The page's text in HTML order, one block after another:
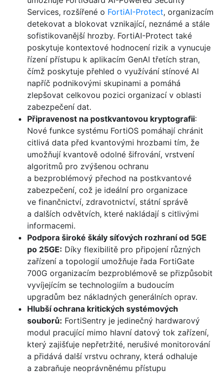
Services, rozšířené o FortiAI-Protect, organizacím
detekovat a blokovat vznikající, neznámé a stále
sofistikovanější hrozby. FortiAI-Protect také
poskytuje kontextové hodnocení rizik a vynucuje
řízení přístupu k aplikacím GenAI třetích stran,
čímž poskytuje přehled o využívání stínové AI
napříč podnikovými skupinami a pomáhá
zlepšovat celkovou pozici organizací v oblasti
zabezpečení dat.
Připravenost na postkvantovou kryptografii:
Nové funkce systému FortiOS pomáhají chránit
citlivá data před kvantovými hrozbami tím, že
umožňují kvantově odolné šifrování, vrstvení
algoritmů pro zvýšenou ochranu
a bezproblémový přechod na postkvantové
zabezpečení, což je ideální pro organizace
ve finančnictví, zdravotnictví, státní správě
a dalších odvětvích, které nakládají s citlivými
informacemi.
Podpora široké škály síťových rozhraní od 5GE
po 25GE: Díky flexibilitě pro připojení různých
zařízení a topologií umožňuje řada FortiGate
700G organizacím bezproblémově se přizpůsobit
vyvíjejícím se technologiím a budoucím
upgradům bez nákladných generálních oprav.
Hlubší ochrana kritických systémových
souborů: FortiSentry je jedinečný hardwarový
modul pracující mimo hlavní datový tok zařízení,
který zajišťuje nepřetržité, nerušivé monitorování
a přidává další vrstvu ochrany, která odhaluje
a zabraňuje neoprávněnému přístupu